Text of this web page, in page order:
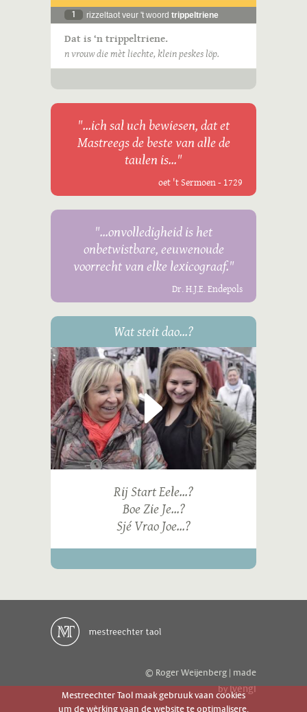
1 rizzeltaot veur 't woord trippeltriene
Dat is ‘n trippeltriene.
n vrouw die mèt liechte, klein peskes löp.
"...ich sal uch bewiesen, dat et
Mastreegs de beste van alle de
taulen is..."
oet 't Sermoen - 1729
"...onvolledigheid is het
onbetwistbare, eeuwenoude
voorrecht van elke lexicograaf."
Dr. H.J.E. Endepols
Wat steit dao...?
Rij Start Eele...?
Boe Zie Je...?
Sjé Vrao Joe...?
© Roger Weijenberg | made
byivengi
Mestreechter Taol maak gebruuk vaan cookies
um de wèrking vaan de website te optimalisere.